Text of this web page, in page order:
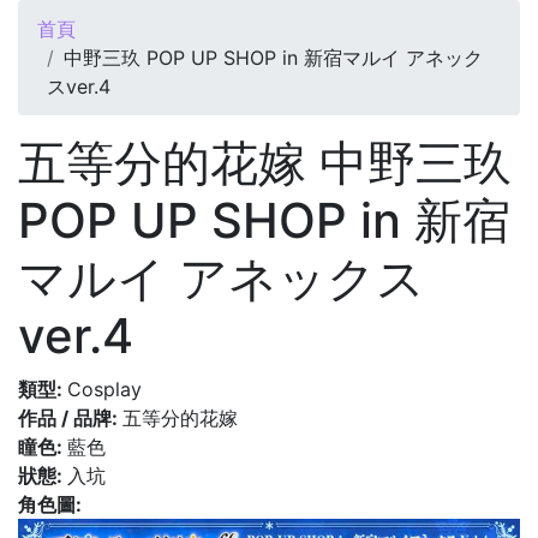
您在這裡
首頁
中野三玖 POP UP SHOP in 新宿マルイ アネック
スver.4
五等分的花嫁 中野三玖
POP UP SHOP in 新宿
マルイ アネックス
ver.4
類型: Cosplay
作品 / 品牌: 五等分的花嫁
瞳色: 藍色
狀態: 入坑
角色圖: